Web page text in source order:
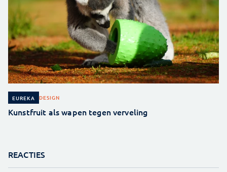
EUREKA DESIGN
Kunstfruit als wapen tegen verveling
REACTIES